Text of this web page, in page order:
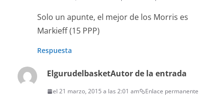
Solo un apunte, el mejor de los Morris es
Markieff (15 PPP)
Respuesta
ElgurudelbasketAutor de la entrada
el 21 marzo, 2015 a las 2:01 am Enlace permanente